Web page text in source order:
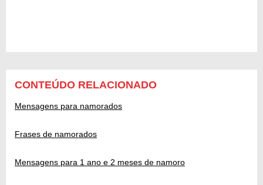
CONTEÚDO RELACIONADO
Mensagens para namorados
Frases de namorados
Mensagens para 1 ano e 2 meses de namoro